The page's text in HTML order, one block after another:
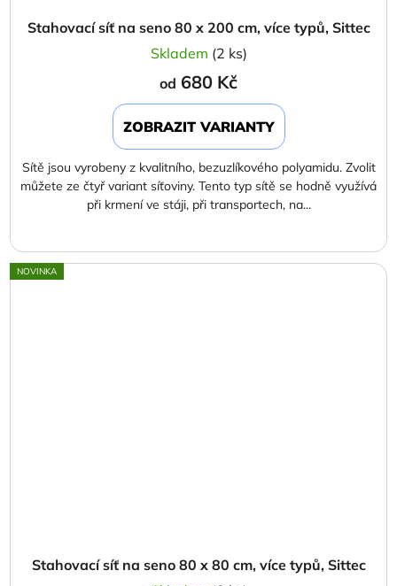
Stahovací síť na seno 80 x 200 cm, více typů, Sittec
Skladem (2 ks)
od 680 Kč
ZOBRAZIT VARIANTY
Sítě jsou vyrobeny z kvalitního, bezuzlíkového polyamidu. Zvolit
můžete ze čtyř variant síťoviny. Tento typ sítě se hodně využívá
při krmení ve stáji, při transportech, na...
NOVINKA
Stahovací síť na seno 80 x 80 cm, více typů, Sittec